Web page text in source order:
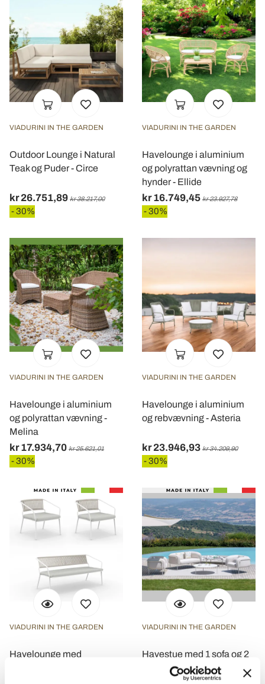
VIADURINI IN THE GARDEN
Outdoor Lounge i Natural
Teak og Puder - Circe
kr 26.751,89 kr 38.217,00
- 30%
VIADURINI IN THE GARDEN
Havelounge i aluminium
og polyrattan vævning og
hynder - Ellide
kr 16.749,45 kr 23.927,78
- 30%
VIADURINI IN THE GARDEN
Havelounge i aluminium
og polyrattan vævning -
Melina
kr 17.934,70 kr 25.621,01
- 30%
VIADURINI IN THE GARDEN
Havelounge i aluminium
og rebvævning - Asteria
kr 23.946,93 kr 34.209,90
- 30%
VIADURINI IN THE GARDEN
Havelounge med
VIADURINI IN THE GARDEN
Havestue med 1 sofa og 2
lænestole Made in Italy -
Plantekasse